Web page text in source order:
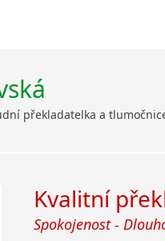
překladatelka a
Kvalitní
Spokojenost -